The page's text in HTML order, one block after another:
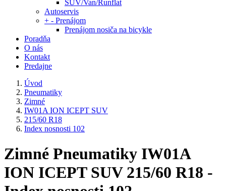
SUV/Van/Runflat
Autoservis
+ - Prenájom
Prenájom nosiča na bicykle
Poradňa
O nás
Kontakt
Predajne
Úvod
Pneumatiky
Zimné
IW01A ION ICEPT SUV
215/60 R18
Index nosnosti 102
Zimné Pneumatiky IW01A
ION ICEPT SUV 215/60 R18 -